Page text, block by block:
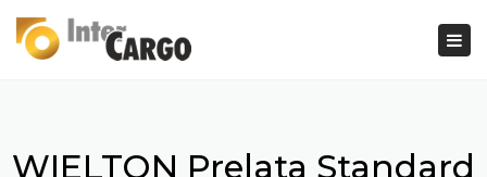
WIELTON Prelata Standard